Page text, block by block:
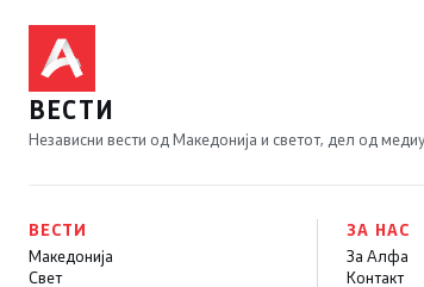
ВЕСТИ
Независни вести од Македонија и светот, дел од
ВЕСТИ
Македонија
Свет
ЗА НАС
За Алфа
Контакт